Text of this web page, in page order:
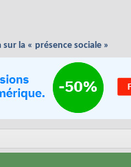
la « présence sociale »